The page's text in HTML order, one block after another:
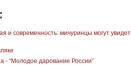
и современность: мичуринцы могут
- “Молодое дарование России”